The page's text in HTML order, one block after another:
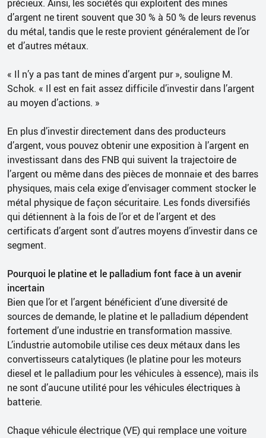
précieux. Ainsi, les sociétés qui exploitent des mines
d’argent ne tirent souvent que 30 % à 50 % de leurs revenus
du métal, tandis que le reste provient généralement de l’or
et d’autres métaux.
« Il n’y a pas tant de mines d’argent pur », souligne M.
Schok. « Il est en fait assez difficile d’investir dans l’argent
au moyen d’actions. »
En plus d’investir directement dans des producteurs
d’argent, vous pouvez obtenir une exposition à l’argent en
investissant dans des FNB qui suivent la trajectoire de
l’argent ou même dans des pièces de monnaie et des barres
physiques, mais cela exige d’envisager comment stocker le
métal physique de façon sécuritaire. Les fonds diversifiés
qui détiennent à la fois de l’or et de l’argent et des
certificats d’argent sont d’autres moyens d’investir dans ce
segment.
Pourquoi le platine et le palladium font face à un avenir
incertain
Bien que l’or et l’argent bénéficient d’une diversité de
sources de demande, le platine et le palladium dépendent
fortement d’une industrie en transformation massive.
L’industrie automobile utilise ces deux métaux dans les
convertisseurs catalytiques (le platine pour les moteurs
diesel et le palladium pour les véhicules à essence), mais ils
ne sont d’aucune utilité pour les véhicules électriques à
batterie.
Chaque véhicule électrique (VE) qui remplace une voiture